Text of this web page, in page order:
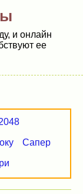
и онлайн
ее
Сапер